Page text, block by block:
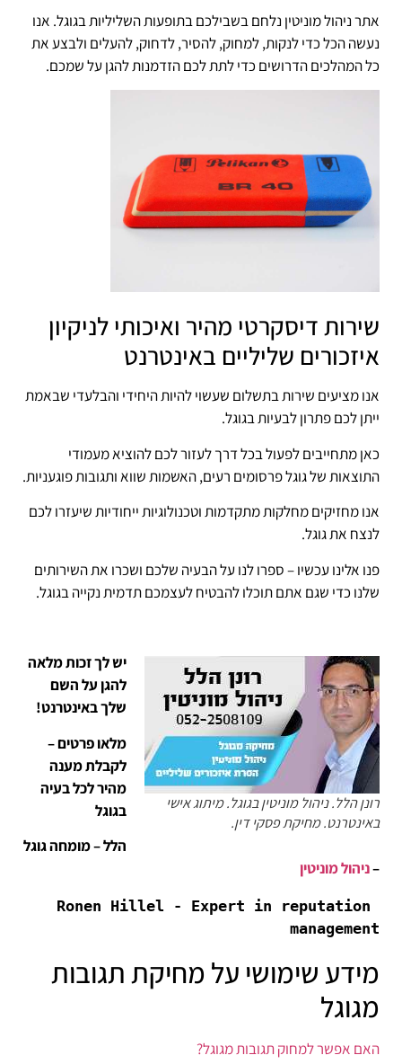
אתר ניהול מוניטין נלחם בשבילכם בתופעות השליליות בגוגל. אנו
נעשה הכל כדי לנקות, למחוק, להסיר, לדחוק, להעלים ולבצע את
כל המהלכים הדרושים כדי לתת לכם הזדמנות להגן על שמכם.
שירות דיסקרטי מהיר ואיכותי לניקיון
איזכורים שליליים באינטרנט
אנו מציעים שירות בתשלום שעשוי להיות היחידי והבלעדי שבאמת
ייתן לכם פתרון לבעיות בגוגל.
כאן מתחייבים לפעול בכל דרך לעזור לכם להוציא מעמודי
התוצאות של גוגל פרסומים רעים, האשמות שווא ותגובות פוגעניות.
אנו מחזיקים מחלקות מתקדמות וטכנולוגיות ייחודיות שיעזרו לכם
לנצח את גוגל.
פנו אלינו עכשיו – ספרו לנו על הבעיה שלכם ושכרו את השירותים
שלנו כדי שגם אתם תוכלו להבטיח לעצמכם תדמית נקייה בגוגל.
רונן הלל. ניהול מוניטין בגוגל. מיתוג אישי
באינטרנט. מחיקת פסקי דין.
יש לך זכות מלאה
להגן על השם
שלך באינטרנט!
מלאו פרטים –
לקבלת מענה
מהיר לכל בעיה
בגוגל
הלל – מומחה גוגל
–ניהול מוניטין
Ronen Hillel - Expert in reputation
management
מידע שימושי על מחיקת תגובות
מגוגל
האם אפשר למחוק תגובות מגוגל?